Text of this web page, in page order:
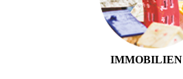
IMMOBILIEN